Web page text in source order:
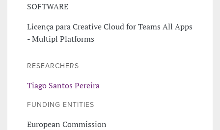
SOFTWARE
Licença para Creative Cloud for Teams All Apps
- Multipl Platforms
RESEARCHERS
Tiago Santos Pereira
FUNDING ENTITIES
European Commission